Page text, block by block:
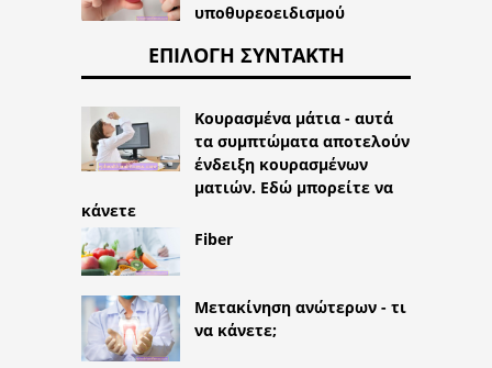
υποθυρεοειδισμού
ΕΠΙΛΟΓΉ ΣΥΝΤΆΚΤΗ
Κουρασμένα μάτια - αυτά
τα συμπτώματα αποτελούν
ένδειξη κουρασμένων
ματιών. Εδώ μπορείτε να
κάνετε
Fiber
Μετακίνηση ανώτερων - τι
να κάνετε;